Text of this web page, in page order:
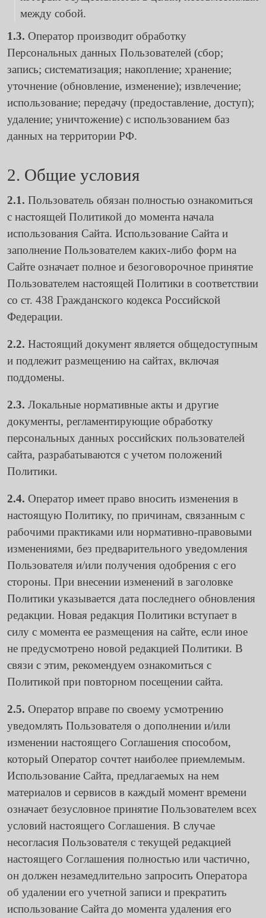
между собой.
1.3. Оператор производит обработку
Персональных данных Пользователей (сбор;
запись; систематизация; накопление; хранение;
уточнение (обновление, изменение); извлечение;
использование; передачу (предоставление, доступ);
удаление; уничтожение) с использованием баз
данных на территории РФ.
2. Общие условия
2.1. Пользователь обязан полностью ознакомиться
с настоящей Политикой до момента начала
использования Сайта. Использование Сайта и
заполнение Пользователем каких-либо форм на
Сайте означает полное и безоговорочное принятие
Пользователем настоящей Политики в соответствии
со ст. 438 Гражданского кодекса Российской
Федерации.
2.2. Настоящий документ является общедоступным
и подлежит размещению на сайтах, включая
поддомены.
2.3. Локальные нормативные акты и другие
документы, регламентирующие обработку
персональных данных российских пользователей
сайта, разрабатываются с учетом положений
Политики.
2.4. Оператор имеет право вносить изменения в
настоящую Политику, по причинам, связанным с
рабочими практиками или нормативно-правовыми
изменениями, без предварительного уведомления
Пользователя и/или получения одобрения с его
стороны. При внесении изменений в заголовке
Политики указывается дата последнего обновления
редакции. Новая редакция Политики вступает в
силу с момента ее размещения на сайте, если иное
не предусмотрено новой редакцией Политики. В
связи с этим, рекомендуем ознакомиться с
Политикой при повторном посещении сайта.
2.5. Оператор вправе по своему усмотрению
уведомлять Пользователя о дополнении и/или
изменении настоящего Соглашения способом,
который Оператор сочтет наиболее приемлемым.
Использование Сайта, предлагаемых на нем
материалов и сервисов в каждый момент времени
означает безусловное принятие Пользователем всех
условий настоящего Соглашения. В случае
несогласия Пользователя с текущей редакцией
настоящего Соглашения полностью или частично,
он должен незамедлительно запросить Оператора
об удалении его учетной записи и прекратить
использование Сайта до момента удаления его